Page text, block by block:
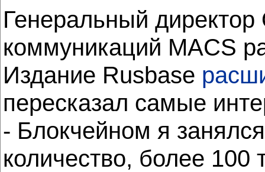
Генеральный
коммуникаций MACS
Издание Rusbase
пересказал самые
- Блокчейном я
количество, более